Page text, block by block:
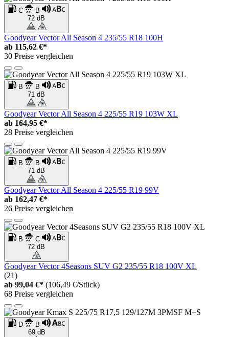
C
B
72 dB
Goodyear Vector All Season 4 235/55 R18 100H
ab 115,62 €*
30 Preise vergleichen
B
B
71 dB
Goodyear Vector All Season 4 225/55 R19 103W XL
ab 164,95 €*
28 Preise vergleichen
B
B
71 dB
Goodyear Vector All Season 4 225/55 R19 99V
ab 162,47 €*
26 Preise vergleichen
B
C
72 dB
Goodyear Vector 4Seasons SUV G2 235/55 R18 100V XL
(21)
ab 99,04 €* (106,49 €/Stück)
68 Preise vergleichen
D
B
69 dB